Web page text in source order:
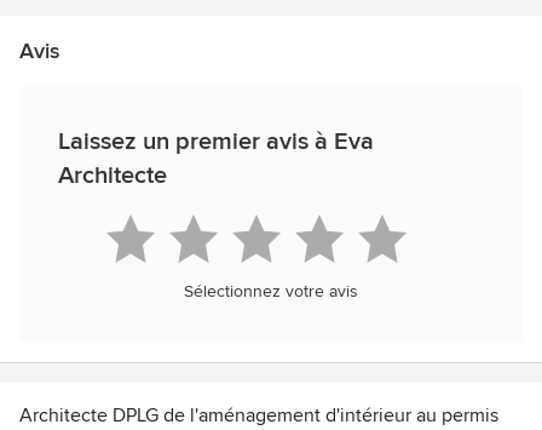
Avis
Laissez un premier avis à Eva
Architecte
Sélectionnez votre avis
Architecte DPLG de l'aménagement d'intérieur au permis